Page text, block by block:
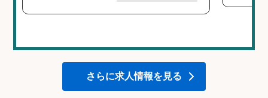
さらに求人情報を見る